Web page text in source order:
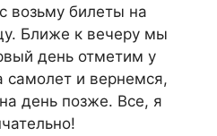
возьму билеты на
Ближе к вечеру мы
день отметим у
самолет и вернемся,
день позже. Все, я